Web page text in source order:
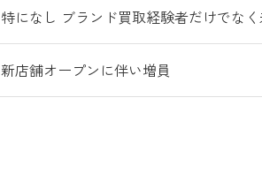
特になし ブランド買取経験者だけでなく
新店舗オープンに伴い増員